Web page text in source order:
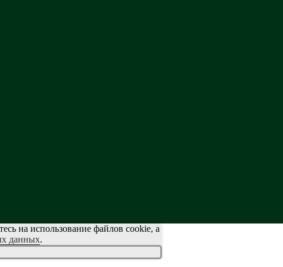
на использование файлов cookie, а
данных.